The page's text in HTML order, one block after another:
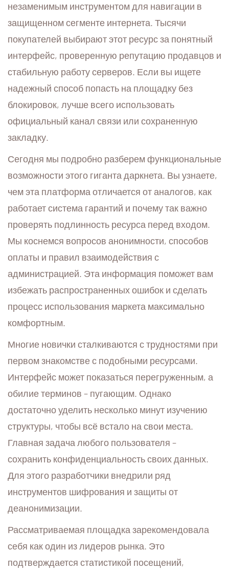
незаменимым инструментом для навигации в
защищенном сегменте интернета. Тысячи
покупателей выбирают этот ресурс за понятный
интерфейс, проверенную репутацию продавцов и
стабильную работу серверов. Если вы ищете
надежный способ попасть на площадку без
блокировок, лучше всего использовать
официальный канал связи или сохраненную
закладку.
Сегодня мы подробно разберем функциональные
возможности этого гиганта даркнета. Вы узнаете,
чем эта платформа отличается от аналогов, как
работает система гарантий и почему так важно
проверять подлинность ресурса перед входом.
Мы коснемся вопросов анонимности, способов
оплаты и правил взаимодействия с
администрацией. Эта информация поможет вам
избежать распространенных ошибок и сделать
процесс использования маркета максимально
комфортным.
Многие новички сталкиваются с трудностями при
первом знакомстве с подобными ресурсами.
Интерфейс может показаться перегруженным, а
обилие терминов – пугающим. Однако
достаточно уделить несколько минут изучению
структуры, чтобы всё встало на свои места.
Главная задача любого пользователя –
сохранить конфиденциальность своих данных.
Для этого разработчики внедрили ряд
инструментов шифрования и защиты от
деанонимизации.
Рассматриваемая площадка зарекомендовала
себя как один из лидеров рынка. Это
подтверждается статистикой посещений,